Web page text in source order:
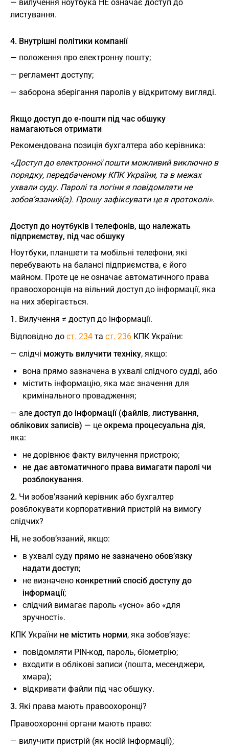
— вилучення ноутбука НЕ означає доступ до
листування.
4. Внутрішні політики компанії
— положення про електронну пошту;
— регламент доступу;
— заборона зберігання паролів у відкритому вигляді.
Якщо доступ до е-пошти під час обшуку
намагаються отримати
Рекомендована позиція бухгалтера або керівника:
«Доступ до електронної пошти можливий виключно в
порядку, передбаченому КПК України, та в межах
ухвали суду. Паролі та логіни я повідомляти не
зобов’язаний(а). Прошу зафіксувати це в протоколі».
Доступ до ноутбуків і телефонів, що належать
підприємству, під час обшуку
Ноутбуки, планшети та мобільні телефони, які
перебувають на балансі підприємства, є його
майном. Проте це не означає автоматичного права
правоохоронців на вільний доступ до інформації, яка
на них зберігається.
1. Вилучення ≠ доступ до інформації.
Відповідно до ст. 234 та ст. 236 КПК України:
— слідчі можуть вилучити техніку, якщо:
вона прямо зазначена в ухвалі слідчого судді, або
містить інформацію, яка має значення для
кримінального провадження;
— але доступ до інформації (файлів, листування,
облікових записів) — це окрема процесуальна дія,
яка:
не дорівнює факту вилучення пристрою;
не дає автоматичного права вимагати паролі чи
розблокування.
2. Чи зобов’язаний керівник або бухгалтер
розблокувати корпоративний пристрій на вимогу
слідчих?
Ні, не зобов’язаний, якщо:
в ухвалі суду прямо не зазначено обов’язку
надати доступ;
не визначено конкретний спосіб доступу до
інформації;
слідчий вимагає пароль «усно» або «для
зручності».
КПК України не містить норми, яка зобов’язує:
повідомляти PIN-код, пароль, біометрію;
входити в облікові записи (пошта, месенджери,
хмара);
відкривати файли під час обшуку.
3. Які права мають правоохоронці?
Правоохоронні органи мають право:
— вилучити пристрій (як носій інформації);